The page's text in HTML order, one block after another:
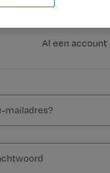
Al een